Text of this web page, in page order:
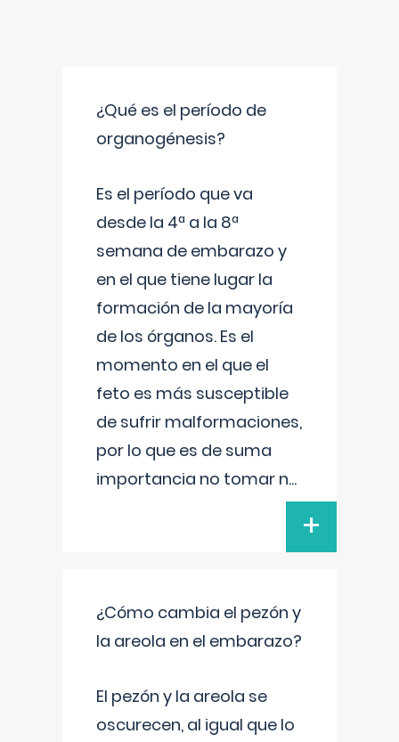
¿Qué es el período de
organogénesis?
Es el período que va
desde la 4ª a la 8ª
semana de embarazo y
en el que tiene lugar la
formación de la mayoría
de los órganos. Es el
momento en el que el
feto es más susceptible
de sufrir malformaciones,
por lo que es de suma
importancia no tomar n...
+
¿Cómo cambia el pezón y
la areola en el embarazo?
El pezón y la areola se
oscurecen, al igual que lo